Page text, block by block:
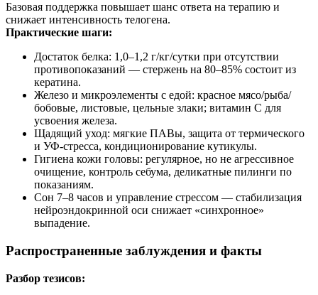
Базовая поддержка повышает шанс ответа на терапию и
снижает интенсивность телогена.
Практические шаги:
Достаток белка: 1,0–1,2 г/кг/сутки при отсутствии
противопоказаний — стержень на 80–85% состоит из
кератина.
Железо и микроэлементы с едой: красное мясо/рыба/
бобовые, листовые, цельные злаки; витамин C для
усвоения железа.
Щадящий уход: мягкие ПАВы, защита от термического
и УФ-стресса, кондиционирование кутикулы.
Гигиена кожи головы: регулярное, но не агрессивное
очищение, контроль себума, деликатные пилинги по
показаниям.
Сон 7–8 часов и управление стрессом — стабилизация
нейроэндокринной оси снижает «синхронное»
выпадение.
Распространенные заблуждения и факты
Разбор тезисов: